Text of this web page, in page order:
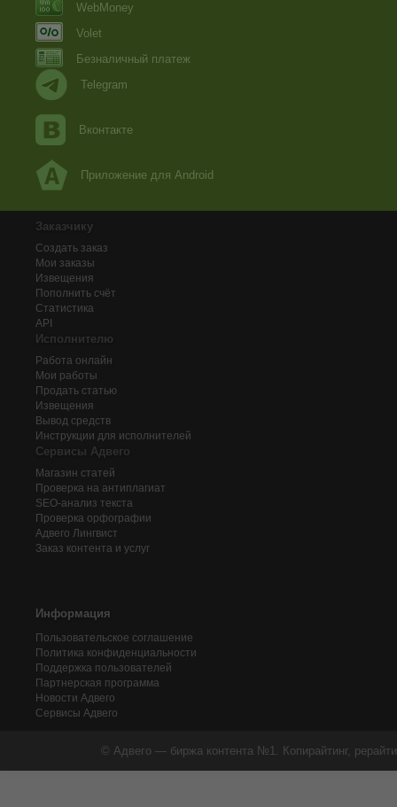
WebMoney
Volet
Безналичный платеж
Telegram
Вконтакте
Приложение для Android
Заказчику
Создать заказ
Мои заказы
Извещения
Пополнить счёт
Статистика
API
Исполнителю
Работа онлайн
Мои работы
Продать статью
Извещения
Вывод средств
Инструкции для исполнителей
Сервисы Адвего
Магазин статей
Проверка на антиплагиат
SEO-анализ текста
Проверка орфографии
Адвего Лингвист
Заказ контента и услуг
Информация
Пользовательское соглашение
Политика конфиденциальности
Поддержка пользователей
Партнерская программа
Новости Адвего
Сервисы Адвего
© Адвего — биржа контента №1. Копирайтинг,